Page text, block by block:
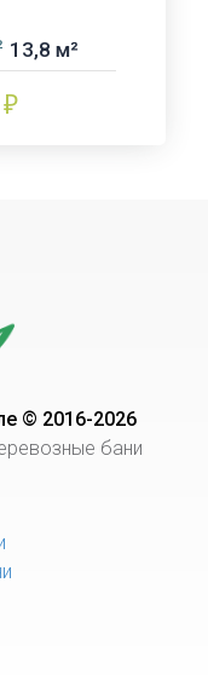
13,8
© 2016-2026
бани